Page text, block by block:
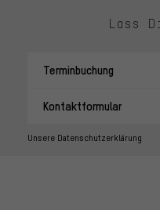
Lass
Terminbuchung
Kontaktformular
Unsere Datenschutzerklärung